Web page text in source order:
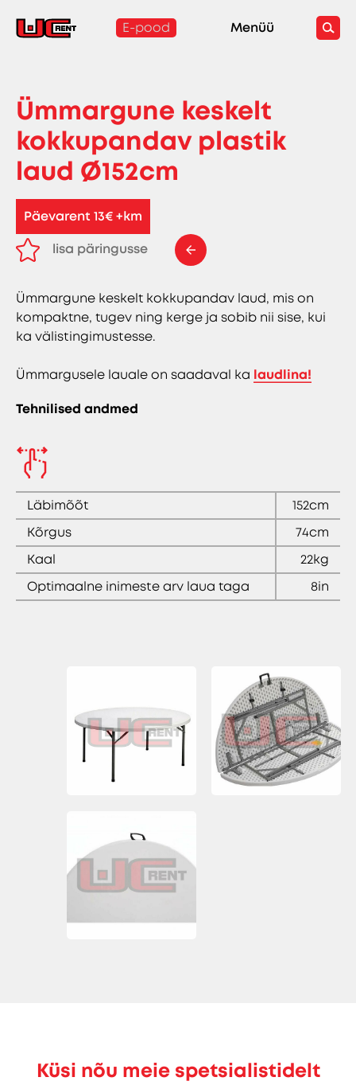
E-pood Menüü
Ümmargune keskelt
kokkupandav plastik
laud Ø152cm
Päevarent 13€ +km
lisa päringusse
Ümmargune keskelt kokkupandav laud, mis on
kompaktne, tugev ning kerge ja sobib nii sise, kui
ka välistingimustesse.
Ümmargusele lauale on saadaval ka laudlina!
Tehnilised andmed
Läbimõõt
152cm
Kõrgus
74cm
Kaal
22kg
Optimaalne inimeste arv laua taga
8in
Küsi nõu meie spetsialistidelt